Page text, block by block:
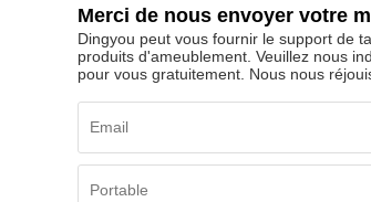
Merci de nous envoyer votre
Dingyou peut vous fournir le support de
produits d'ameublement. Veuillez nous
pour vous gratuitement. Nous nous